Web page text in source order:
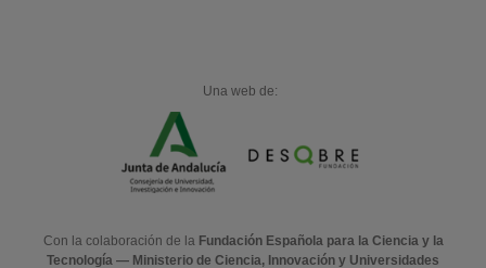
Una web de:
Con la colaboración de la Fundación Española para la Ciencia y la
Tecnología — Ministerio de Ciencia, Innovación y Universidades